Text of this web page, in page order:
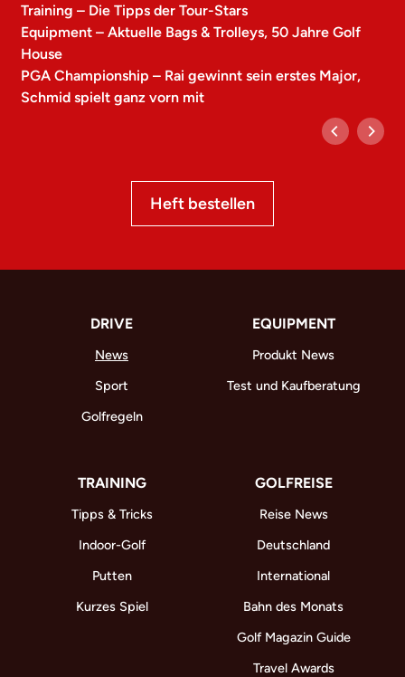
Training – Die Tipps der Tour-Stars
Equipment – Aktuelle Bags & Trolleys, 50 Jahre Golf
House
PGA Championship – Rai gewinnt sein erstes Major,
Schmid spielt ganz vorn mit
Heft bestellen
DRIVE
News
Sport
Golfregeln
EQUIPMENT
Produkt News
Test und Kaufberatung
TRAINING
Tipps & Tricks
Indoor-Golf
Putten
Kurzes Spiel
GOLFREISE
Reise News
Deutschland
International
Bahn des Monats
Golf Magazin Guide
Travel Awards